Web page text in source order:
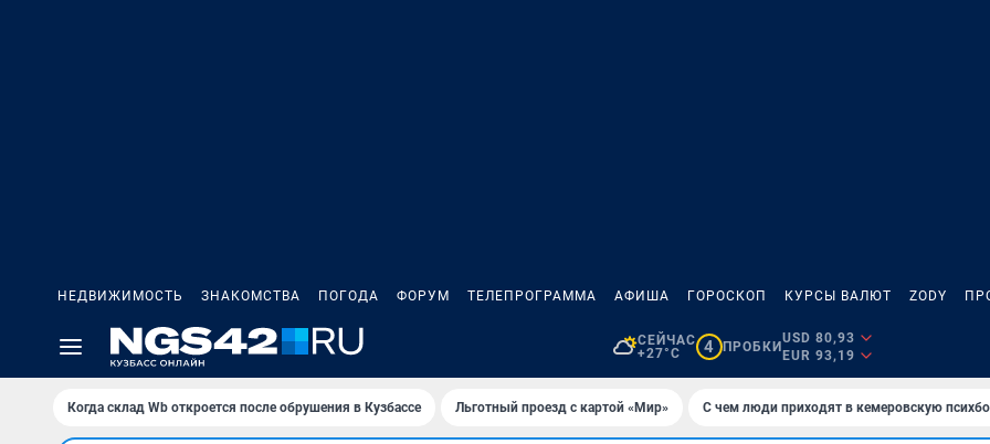
НЕДВИЖИМОСТЬ ЗНАКОМСТВА ПОГОДА ФОРУМ ТЕЛЕПРОГРАММА АФИША ГОРОСКОП КУРСЫ ВАЛЮТ ZODY
СЕЙЧАС
+27°C
4 ПРОБКИ
USD 80,93
EUR 93,19
Когда склад Wb откроется после обрушения в Кузбассе Льготный проезд с картой «Мир» С чем люди приходят в кемеровскую